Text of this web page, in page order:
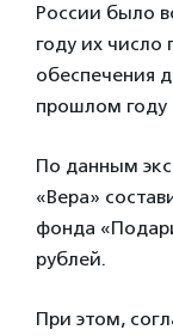
России было
году их
обеспечения
прошлом году
По данным
«Вера»
фонда
рублей.
При этом,